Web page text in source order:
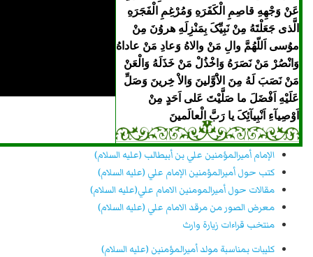
عَنْ وَجْهِهِ قاصِمِ الْکَفَرَهِ وَمُرْغِمِ الْفَجَرَهِ
الَّذى جَعَلْتَهُ مِنْ نَبِیِّکَ بِمَنْزِلَهِ هروُنَ مِنْ
موُسى اَللّهُمَّ والِ مَنْ والاهُ وَعادِ مَنْ عاداهُ
وَانْصُرْ مَنْ نَصَرَهُ وَاخْذُلْ مَنْ خَذَلَهُ وَالْعَنْ
مَنْ نَصَبَ لَهُ مِنَ الاَْوَّلینَ وَالاْ خِرینَ وَصَلِّ
عَلَیْهِ اَفْضَلَ ما صَلَّیْتَ عَلى اَحَدٍ مِنْ
اَوْصِیآءِ اَنْبِیآئِکَ یا رَبَّ الْعالَمینَ
الإمام أميرالمؤمنين علي بن أبيطالب (عليه السلام)
کتب حول أميرالمؤمنين الإمام علي (عليه السلام)
مقالات حول أميرالمومنين الامام علي(عليه السلام)
معرض الصور من مرقد الامام علي (عليه السلام)
منتخب قراءات زيارة وارث
كليبات بمناسبة مولد أميرالمؤمنين (عليه السلام)